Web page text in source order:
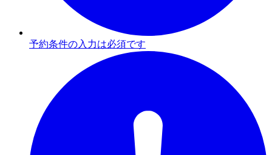
予約条件の入力は必須です